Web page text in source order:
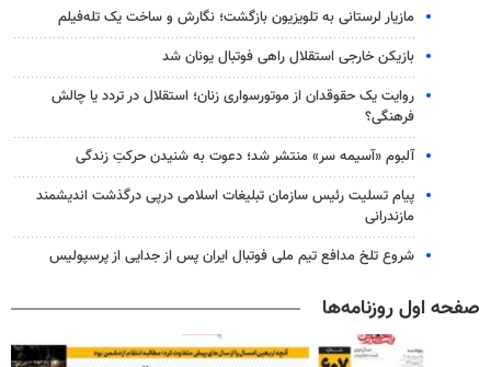
مازیار لرستانی به تلویزیون بازگشت؛ نگارش و ساخت یک تله‌فیلم
بازیکن خارجی استقلال راهی فوتبال یونان شد
روایت یک حقوقدان از موتورسواری زنان؛ استقلال در تردد یا چالش
فرهنگی؟
آلبوم «آسیمه سر» منتشر شد؛ دعوت به شنیدن حرکتِ زندگی
پیام تسلیت رئیس سازمان تبلیغات اسلامی درپی درگذشت اندیشمند
مازندرانی
شروع تلخ مدافع تیم ملی فوتبال ایران پس از جدایی از پرسپولیس
صفحه اول روزنامه‌ها